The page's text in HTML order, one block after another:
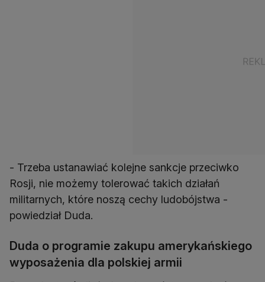
- Trzeba ustanawiać kolejne sankcje przeciwko
Rosji, nie możemy tolerować takich działań
militarnych, które noszą cechy ludobójstwa -
powiedział Duda.
Duda o programie zakupu amerykańskiego
wyposażenia dla polskiej armii